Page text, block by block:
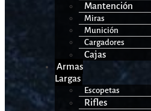
Mantención
Miras
Munición
Cargadores
Cajas
Armas
Largas
Escopetas
Rifles